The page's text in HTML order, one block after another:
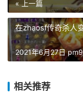
« 上一篇
在zhaosf传奇杀人
2021年6月27日
相关推荐